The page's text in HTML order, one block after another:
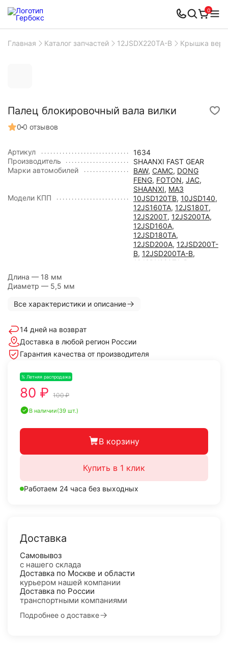
0
Главная Каталог запчастей 12JSDX220TA-B Крышка
Палец блокировочный вала вилки
0 0 отзывов
Артикул
1634
Производитель
SHAANXI FAST GEAR
Марки автомобилей
BAW, CAMC, DONG
FENG, FOTON, JAC,
SHAANXI, МАЗ
Модели КПП
10JSD120TB, 10JSD140,
12JS160TA, 12JS180T,
12JS200T, 12JS200TA,
12JSD160A,
12JSD180TA,
12JSD200A, 12JSD200T-
B, 12JSD200TA-B,
12JSDX220TA-B
9JS135T-A
9JS150
Длина — 18 мм
Диаметр — 5,5 мм
Все характеристики и описание
14 дней на возврат
Доставка в любой регион России
Гарантия качества от производителя
% Летняя распродажа
80 ₽ 100 ₽
В наличии(39 шт.)
В корзину
Купить в 1 клик
Работаем 24 часа без выходных
Доставка
Самовывоз
с нашего склада
Доставка по Москве и области
курьером нашей компании
Доставка по России
транспортными компаниями
Подробнее о доставке